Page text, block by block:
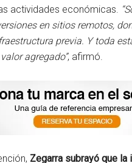
actividades económicas.
en sitios remotos,
previa. Y toda
agregado”, afirmó.
Zegarra subrayó que